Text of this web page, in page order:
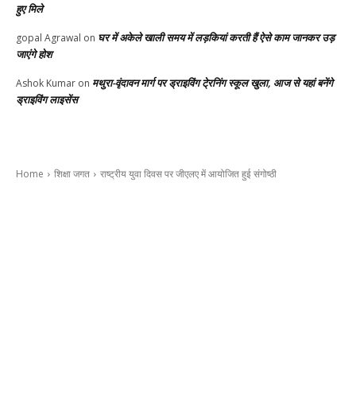
हुए मिले
gopal Agrawal on घर में अकेले खाली समय में लड़कियां करती हैं ऐसे काम जानकर उड़
जाएंगे होश
Ashok Kumar on मथुरा-वृंदावन मार्ग पर ड्राइविंग टे्रनिंग स्कूल खुला, आज से यहां बनेंगे
ड्राइविंग लाइसेंस